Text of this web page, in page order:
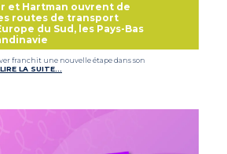
et Hartman ouvrent de
routes de transport
du Sud, les Pays-Bas
franchit une nouvelle étape dans son
LIRE LA SUITE…